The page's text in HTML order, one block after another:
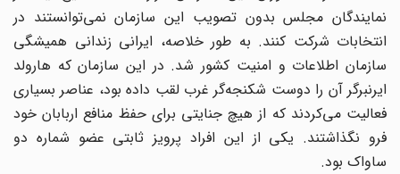
نمایندگان مجلس بدون تصویب این سازمان نمی‌توانستند در
انتخابات شرکت کنند. به طور خلاصه، ایرانی زندانی همیشگی
سازمان اطلاعات و امنیت کشور شد. در این سازمان که هارولد
ایرنبرگر آن را دوست شکنجه‌گر غرب لقب داده بود، عناصر بسیاری
فعالیت می‌کردند که از هیچ جنایتی برای حفظ منافع اربابان خود
فرو نگذاشتند. یکی از این افراد پرویز ثابتی عضو شماره دو
ساواک بود.